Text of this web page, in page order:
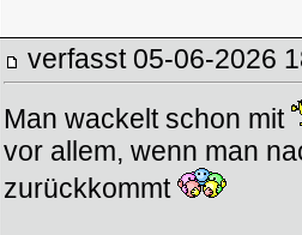
verfasst 05-06-2026
Man wackelt schon mit
vor allem, wenn man
zurückkommt